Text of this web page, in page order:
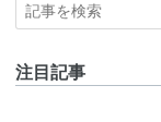
注目記事